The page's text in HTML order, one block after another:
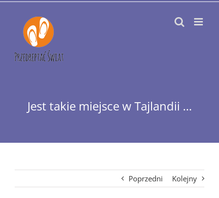
Przejdź
zawartości
Jest takie miejsce w Tajlandii …
Poprzedni Kolejny